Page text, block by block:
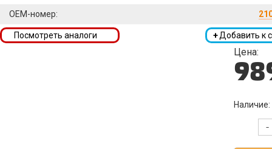
OEM-номер:
+Добавить к
Посмотреть аналоги
Цена:
Наличие:
-